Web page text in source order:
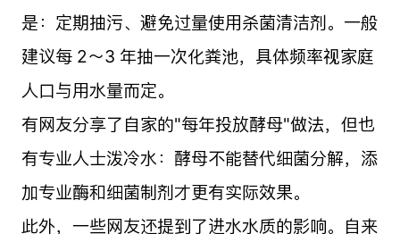
是：定期抽污、避免过量使用杀菌清洁剂。一般
建议每 2～3 年抽一次化粪池，具体频率视家庭
人口与用水量而定。
有网友分享了自家的"每年投放酵母"做法，但也
有专业人士泼冷水：酵母不能替代细菌分解，添
加专业酶和细菌制剂才更有实际效果。
此外，一些网友还提到了进水水质的影响。自来